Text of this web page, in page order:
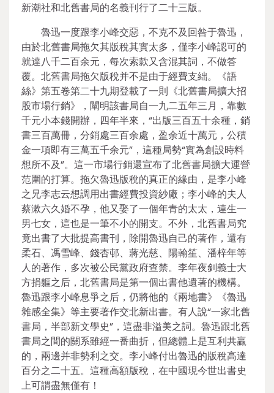
新潮社和北舊書局的名義刊行了二十三版。
魯迅一度跟李小峰交惡，不克不及回咎于魯迅，
由於北舊書局拖欠其版稅其實太多，僅李小峰認可的
就達八千二百余元，每次索款又含混其詞，不做答
覆。北舊書局拖欠版稅并不是由于經費支絀。《語
絲》第五卷第二十九期登載了一則《北舊書局擴大招
股市場行銷》，闡明該書局自一九二五年三月，靠數
千元小本錢開辦，四年半來，“出版三百五十余種，銷
書三百萬冊，分銷處三百余處，盈余近十萬元，公積
金一項即有三萬五千余元”，這種局勢“實為創設時料
想所不及”。這一市場行銷還宣布了北舊書局擴大運營
范圍的打算。拖欠魯迅版稅的真正的緣由，是李小峰
之兄李志云想調用出書經費投資紗廠；李小峰的夫人
蔡漱六久婚不孕，他又娶了一個年青的太太，連生一
男七女，這也是一筆不小的開支。不外，北舊書局究
竟出書了大批提高書刊，除開魯迅自己的著作，還有
柔石、馮雪峰、錢杏邨、蔣光慈、陽翰笙、潘梓年等
人的著作，多次被公民黨政府查禁。李年夜釗義士大
方捐軀之后，北舊書局是第一個出書他遺著的機構。
魯迅跟李小峰息爭之后，仍將他的《兩地書》《魯迅
雜感全集》等主要著作交北新出書。有人說“一家北舊
書局，半部新文學史”，這盡非溢美之詞。魯迅跟北舊
書局之間的關系雖經一番曲折，但總體上是互利共贏
的，兩邊并非勢利之交。李小峰付出魯迅的版稅高達
百分之二十五。這種高額版稅，在中國現今世出書史
上可謂盡無僅有！